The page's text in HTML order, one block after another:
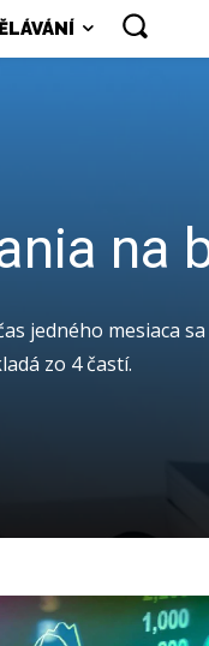
na
jedného mesiaca
zo 4 častí.